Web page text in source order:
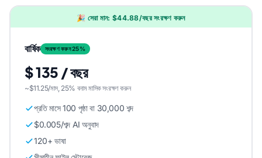
🎉 সেরা মান: $44.88/বছর সংরক্ষণ করুন
বার্ষিক সংরক্ষণ করুন 25%
$ 135 / বছর
~$11.25/মাস, 25% বনাম মাসিক সংরক্ষণ করুন
প্রতি মাসে 100 পৃষ্ঠা বা 30,000 শব্দ
$0.005/শব্দ AI অনুবাদ
120+ ভাষা